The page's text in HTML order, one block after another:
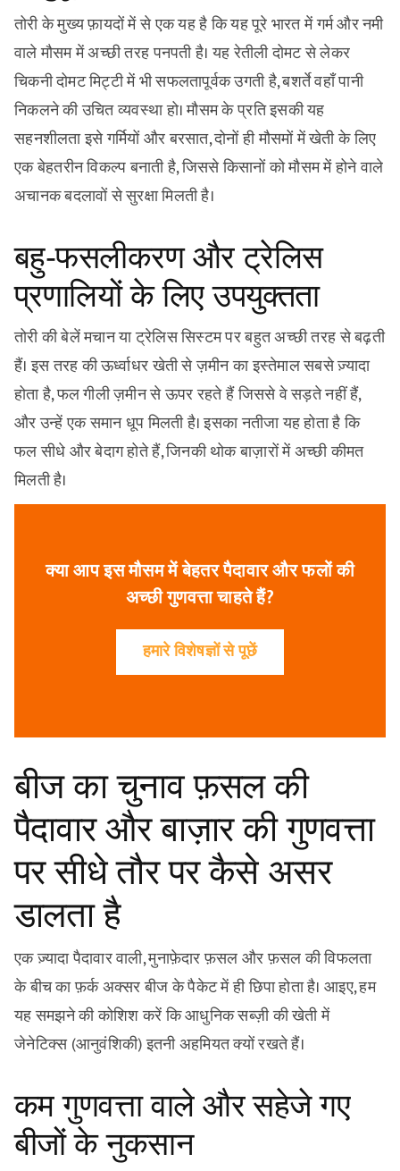
तोरी के मुख्य फ़ायदों में से एक यह है कि यह पूरे भारत में गर्म और नमी
वाले मौसम में अच्छी तरह पनपती है। यह रेतीली दोमट से लेकर
चिकनी दोमट मिट्टी में भी सफलतापूर्वक उगती है, बशर्ते वहाँ पानी
निकलने की उचित व्यवस्था हो। मौसम के प्रति इसकी यह
सहनशीलता इसे गर्मियों और बरसात, दोनों ही मौसमों में खेती के लिए
एक बेहतरीन विकल्प बनाती है, जिससे किसानों को मौसम में होने वाले
अचानक बदलावों से सुरक्षा मिलती है।
बहु-फसलीकरण और ट्रेलिस
प्रणालियों के लिए उपयुक्तता
तोरी की बेलें मचान या ट्रेलिस सिस्टम पर बहुत अच्छी तरह से बढ़ती
हैं। इस तरह की ऊर्ध्वाधर खेती से ज़मीन का इस्तेमाल सबसे ज़्यादा
होता है, फल गीली ज़मीन से ऊपर रहते हैं जिससे वे सड़ते नहीं हैं,
और उन्हें एक समान धूप मिलती है। इसका नतीजा यह होता है कि
फल सीधे और बेदाग होते हैं, जिनकी थोक बाज़ारों में अच्छी कीमत
मिलती है।
क्या आप इस मौसम में बेहतर पैदावार और फलों की
अच्छी गुणवत्ता चाहते हैं?
हमारे विशेषज्ञों से पूछें
बीज का चुनाव फ़सल की
पैदावार और बाज़ार की गुणवत्ता
पर सीधे तौर पर कैसे असर
डालता है
एक ज़्यादा पैदावार वाली, मुनाफ़ेदार फ़सल और फ़सल की विफलता
के बीच का फ़र्क अक्सर बीज के पैकेट में ही छिपा होता है। आइए, हम
यह समझने की कोशिश करें कि आधुनिक सब्ज़ी की खेती में
जेनेटिक्स (आनुवंशिकी) इतनी अहमियत क्यों रखते हैं।
कम गुणवत्ता वाले और सहेजे गए
बीजों के नुकसान